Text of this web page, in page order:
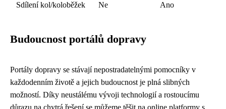
Sdílení kol/koloběžek Ne Ano
Budoucnost portálů dopravy
Portály dopravy se stávají nepostradatelnými pomocníky v
každodenním životě a jejich budoucnost je plná slibných
možností. Díky neustálému vývoji technologií a rostoucímu
důrazu na chytrá řešení se můžeme těšit na online platformy s